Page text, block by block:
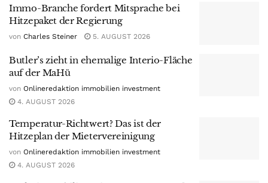
Immo-Branche fordert Mitsprache bei
Hitzepaket der Regierung
von Charles Steiner 5. AUGUST 2026
Butler’s zieht in ehemalige Interio-Fläche
auf der MaHü
von Onlineredaktion immobilien investment
4. AUGUST 2026
Temperatur-Richtwert? Das ist der
Hitzeplan der Mietervereinigung
von Onlineredaktion immobilien investment
4. AUGUST 2026